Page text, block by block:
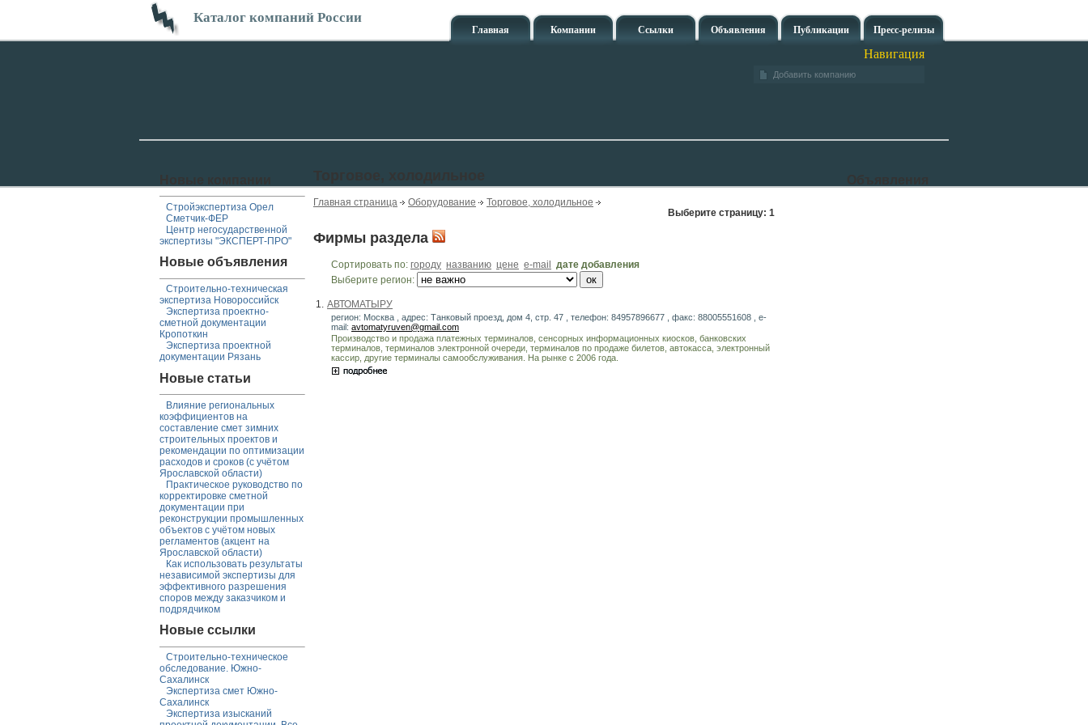
Каталог компаний России
Главная Компании Ссылки Объявления Публикации Пресс-релизы
Навигация
Добавить компанию
Стройэкспертиза Орел
Сметчик-ФЕР
Центр негосударственной
экспертизы "ЭКСПЕРТ-ПРО"
Новые объявления
Строительно-техническая
экспертиза Новороссийск
Экспертиза проектно-
сметной документации
Кропоткин
Экспертиза проектной
документации Рязань
Новые статьи
Влияние региональных
коэффициентов на
составление смет зимних
строительных проектов и
рекомендации по оптимизации
расходов и сроков (с учётом
Ярославской области)
Практическое руководство по
корректировке сметной
документации при
реконструкции промышленных
объектов с учётом новых
регламентов (акцент на
Ярославской области)
Как использовать результаты
независимой экспертизы для
эффективного разрешения
споров между заказчиком и
подрядчиком
Новые ссылки
Строительно-техническое
обследование. Южно-
Сахалинск
Экспертиза смет Южно-
Сахалинск
Экспертиза изысканий
Главная страница Оборудование
Торговое, холодильное
Выберите страницу: 1
Фирмы раздела
Сортировать по: городу названию цене e-mail
дате добавления
Выберите регион:
1. АВТОМАТЫРУ
регион: Москва , адрес: Танковый проезд, дом 4, стр. 47 , телефон: 84957896677 , факс: 88005551608 , e-
mail: avtomatyruven@gmail.com
Производство и продажа платежных терминалов, сенсорных информационных киосков, банковских
терминалов, терминалов электронной очереди, терминалов по продаже билетов, автокасса, электронный
кассир, другие терминалы самообслуживания. На рынке с 2006 года.